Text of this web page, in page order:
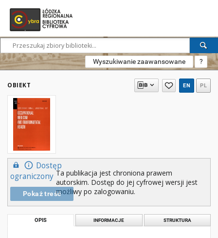
Wyszukiwanie zaawansowane ?
OBIEKT EN PL
Dostęp
ograniczony
Pokaż treść
Ta publikacja jest chroniona prawem
autorskim. Dostęp do jej cyfrowej wersji jest
możliwy po zalogowaniu.
OPIS INFORMACJE STRUKTURA